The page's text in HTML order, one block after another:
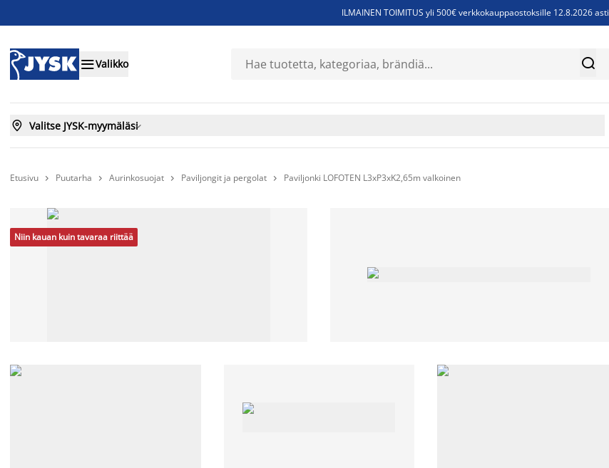
ILMAINEN TOIMITUS yli 500€ verkkokauppaostoksille 12.8.2026 asti
Sijauspatjoja - Säästä jopa 60%
Valikko 
 Valitse JYSK-myymäläsi
Etusivu  Puutarha  Aurinkosuojat  Paviljongit ja pergolat  Paviljonki LOFOTEN L3xP3xK2,65m valkoinen
Niin kauan kuin tavaraa riittää